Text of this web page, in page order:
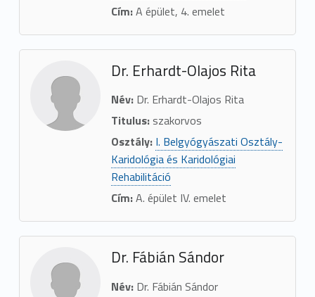
Cím:A épület, 4. emelet
Dr. Erhardt-Olajos Rita
Név:Dr. Erhardt-Olajos Rita
Titulus:szakorvos
Osztály: I. Belgyógyászati Osztály-
Karidológia és Karidológiai
Rehabilitáció
Cím:A. épület IV. emelet
Dr. Fábián Sándor
Név:Dr. Fábián Sándor